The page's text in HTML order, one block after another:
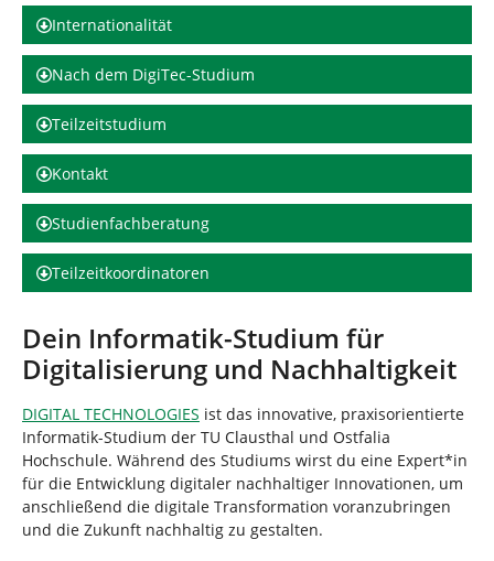
Internationalität
Nach dem DigiTec-Studium
Teilzeitstudium
Kontakt
Studienfachberatung
Teilzeitkoordinatoren
Dein Informatik-Studium für
Digitalisierung und Nachhaltigkeit
DIGITAL TECHNOLOGIES ist das innovative, praxisorientierte
Informatik-Studium der TU Clausthal und Ostfalia
Hochschule. Während des Studiums wirst du eine Expert*in
für die Entwicklung digitaler nachhaltiger Innovationen, um
anschließend die digitale Transformation voranzubringen
und die Zukunft nachhaltig zu gestalten.